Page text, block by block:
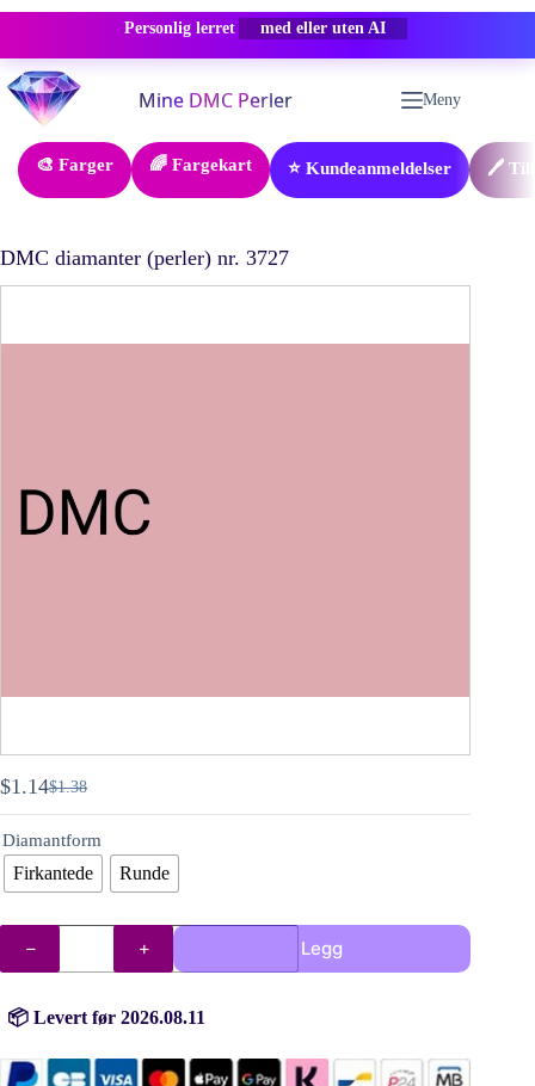
Personlig lerret -50% RABATT
Hopp
til
innholdet
Meny
🎨 Farger 🌈 Fargekart ⭐ Kundeanmeldelser 🖊️
DMC diamanter (perler) nr. 3727
$1.38
Opprinnelig
pris
var:
$1.38.
$1.14Nåværende
pris
er:
$1.14.
Diamantform
Firkantede Runde
DMC
diamanter
(perler)
3727
Legg
📦 Levert før 2026.08.11